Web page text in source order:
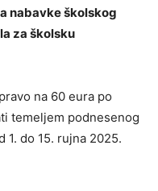
nabavke školskog
za školsku
na 60 eura po
temeljem podnesenog
1. do 15. rujna 2025.